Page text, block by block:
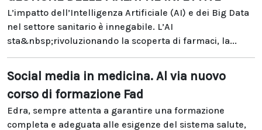
L’impatto dell’Intelligenza Artificiale (AI) e dei Big Data
nel settore sanitario è innegabile. L’AI
sta&nbsp;rivoluzionando la scoperta di farmaci, la...
Social media in medicina. Al via nuovo
corso di formazione Fad
Edra, sempre attenta a garantire una formazione
completa e adeguata alle esigenze del sistema salute,